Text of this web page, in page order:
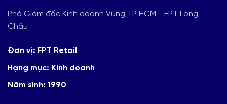
Phó Giám đốc Kinh doanh Vùng TP HCM - FPT Long
Châu
Đơn vị: FPT Retail
Hạng mục: Kinh doanh
Năm sinh: 1990